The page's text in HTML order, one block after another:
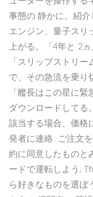
事態の 静かに。紹
エンジン、量子ス
上がる。「4年と 2
「スリップストリ
で、その急流を乗り
「艦長はこの星に
ダウンロードしてる
該当する場合、価格
発者に連絡. ご注文
約に同意したものと
ードで運転しよう;
ら好きなものを選ぼ